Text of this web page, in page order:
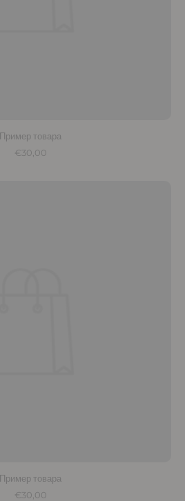
Пример товара
€30,00
Пример товара
€30,00